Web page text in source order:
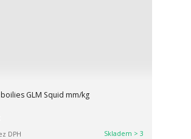
GLM Squid mm/kg
DPH Skladem > 3